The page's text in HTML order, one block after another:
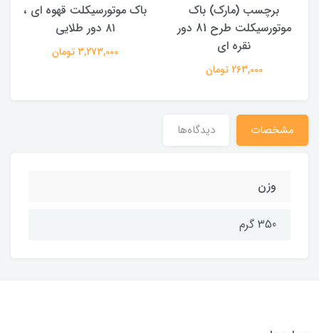
برچسب (مارک) باک
موتورسیکلت طرح 81 دور
نقره ای
263,000 تومان
باک موتورسیکلت قهوه ای ،
۸۱ دور طلایی
3,273,000 تومان
مشخصات دیدگاه‌ها
وزن
350 گرم